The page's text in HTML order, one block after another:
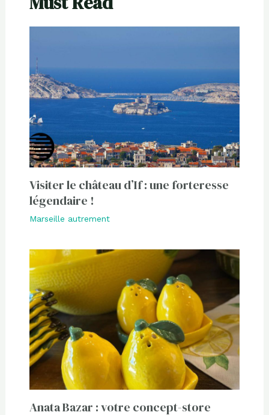
Visiter le château d’If : une forteresse
légendaire !
Marseille autrement
Anata Bazar : votre concept-store